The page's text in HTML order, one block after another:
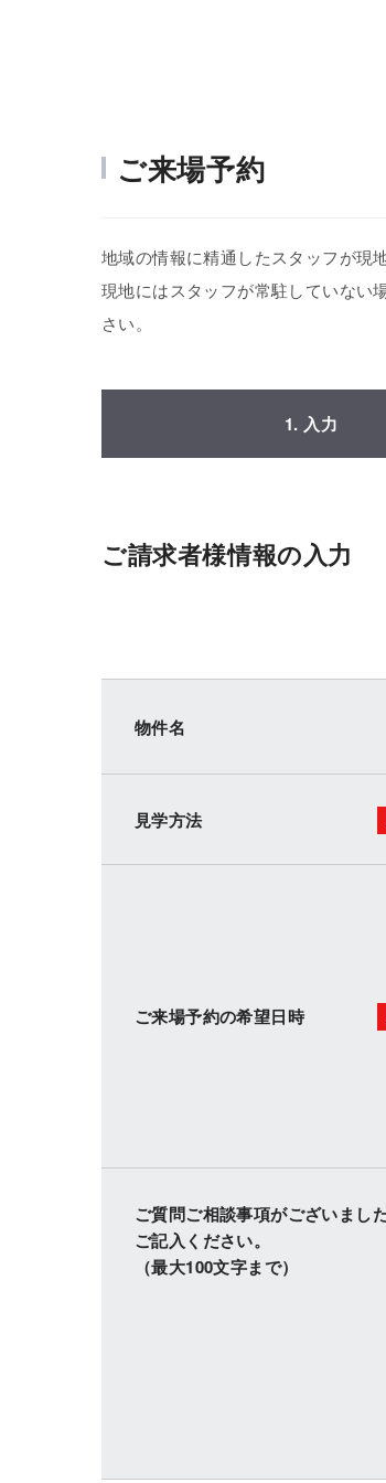
ご来場予約
地域の情報に精通したスタッフが現
現地にはスタッフが常駐していない
さい。
1. 入力
ご請求者様情報の入力
物件名
見学方法
ご来場予約の希望日時
ご質問ご相談事項がございました
ご記入ください。
（最大100文字まで）